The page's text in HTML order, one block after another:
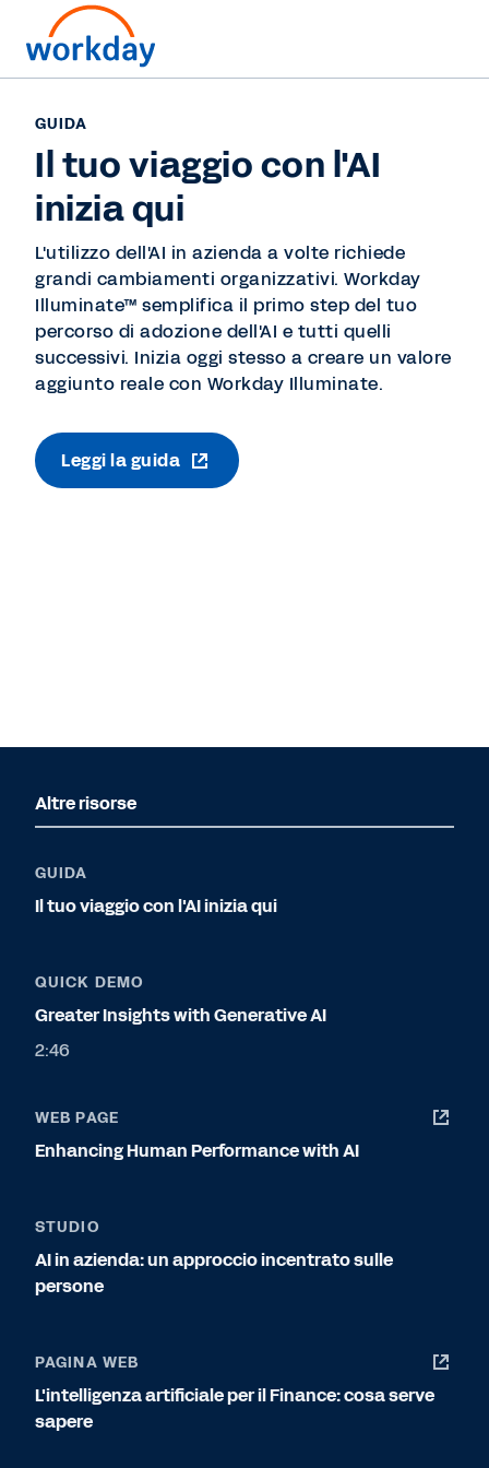
GUIDA
Il tuo viaggio con l'AI
inizia qui
L'utilizzo dell'AI in azienda a volte richiede
grandi cambiamenti organizzativi. Workday
Illuminate™ semplifica il primo step del tuo
percorso di adozione dell'AI e tutti quelli
successivi. Inizia oggi stesso a creare un valore
aggiunto reale con Workday Illuminate.
Leggi la guida
Altre risorse
GUIDA
Il tuo viaggio con l'AI inizia qui
QUICK DEMO
Greater Insights with Generative AI
2:46
WEB PAGE
Enhancing Human Performance with AI
STUDIO
AI in azienda: un approccio incentrato sulle
persone
PAGINA WEB
L'intelligenza artificiale per il Finance: cosa serve
sapere